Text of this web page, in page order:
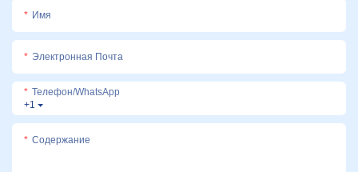
Имя
Электронная Почта
+1
Телефон/WhatsApp
Содержание